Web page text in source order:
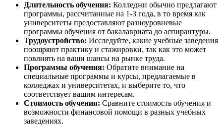
Длительность обучения: Колледжи обычно предлагают
программы, рассчитанные на 1-3 года, в то время как
университеты предоставляют разноуровневые
программы обучения от бакалавриата до аспирантуры.
Трудоустройство: Исследуйте, какие учебные заведения
поощряют практику и стажировки, так как это может
повлиять на ваши шансы на рынке труда.
Программы обучения: Обратите внимание на
специальные программы и курсы, предлагаемые в
колледжах и университетах, и выберите то, что
соответствует вашим интересам.
Стоимость обучения: Сравните стоимость обучения и
возможности финансовой помощи в разных учебных
заведениях.